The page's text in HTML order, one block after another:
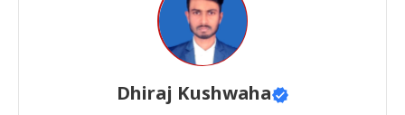
Dhiraj Kushwaha